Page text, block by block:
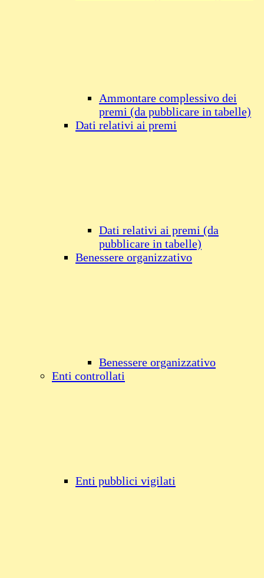
Ammontare complessivo dei
premi (da pubblicare in tabelle)
Dati relativi ai premi
Dati relativi ai premi (da
pubblicare in tabelle)
Benessere organizzativo
Benessere organizzativo
Enti controllati
Enti pubblici vigilati